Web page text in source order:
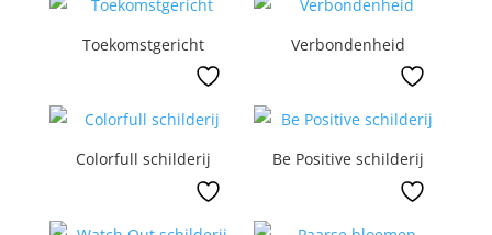
Toekomstgericht Verbondenheid
Colorfull schilderij Be Positive schilderij